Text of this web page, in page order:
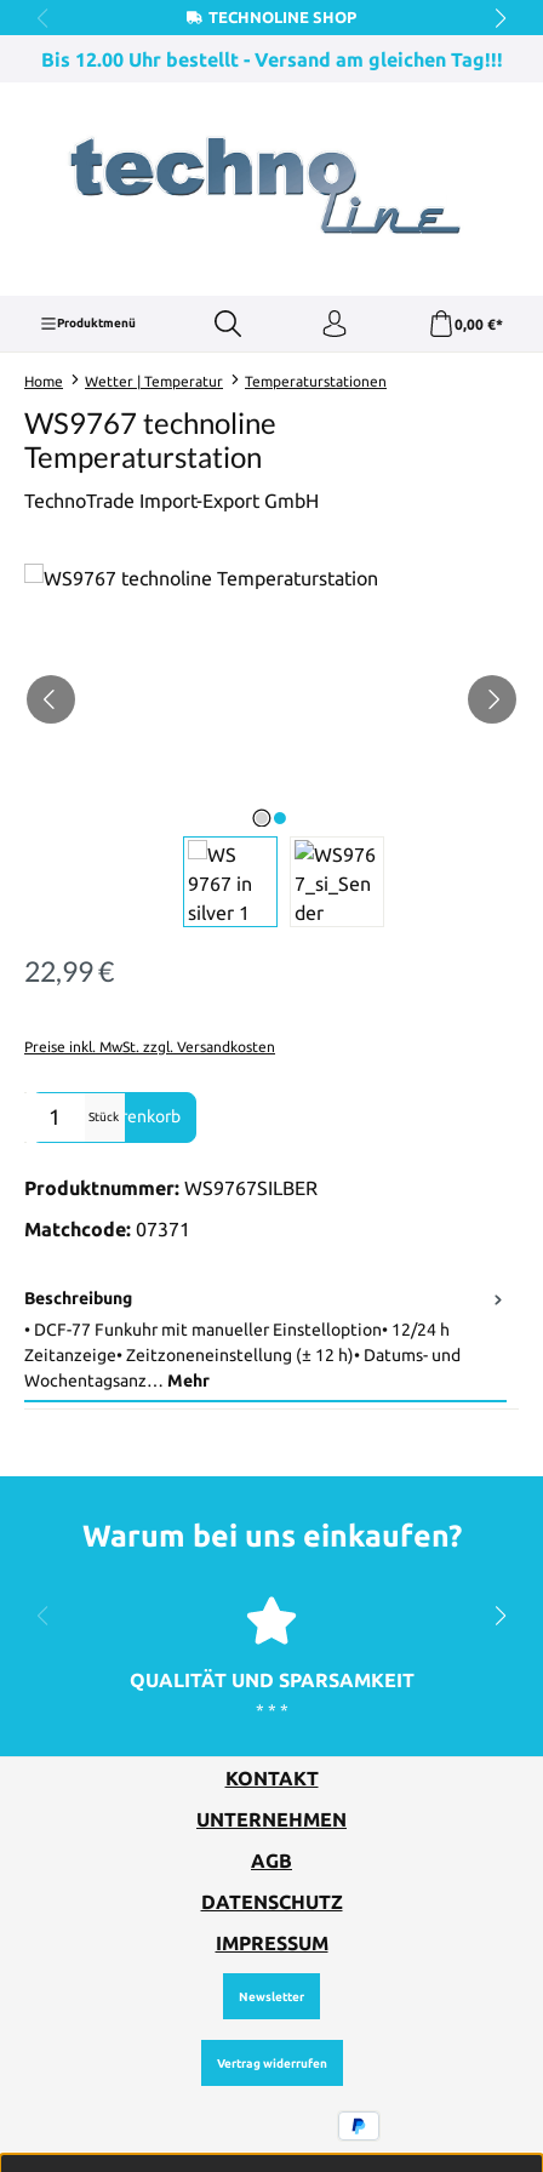
Zum Hauptinhalt springenTECHNOLINE SHOP
Bis 12.00 Uhr bestellt - Versand am gleichen Tag!!!
Produktmenü 0,00 €*
Home Wetter | Temperatur Temperaturstationen
WS9767 technoline
Temperaturstation
TechnoTrade Import-Export GmbH
Regulärer Preis:
22,99 €
Preise inkl. MwSt. zzgl. Versandkosten
Produkt Anzahl: Gib den gewünschten Wert ein oder benutze die
Stück
In den Warenkorb
Produktnummer: WS9767SILBER
Matchcode: 07371
Beschreibung
• DCF-77 Funkuhr mit manueller Einstelloption• 12/24 h
Zeitanzeige• Zeitzoneneinstellung (± 12 h)• Datums- und
Wochentagsanz… Mehr
Warum bei uns einkaufen?
QUALITÄT UND SPARSAMKEIT
* * *
KONTAKT
UNTERNEHMEN
AGB
DATENSCHUTZ
IMPRESSUM
Newsletter
Vertrag widerrufen